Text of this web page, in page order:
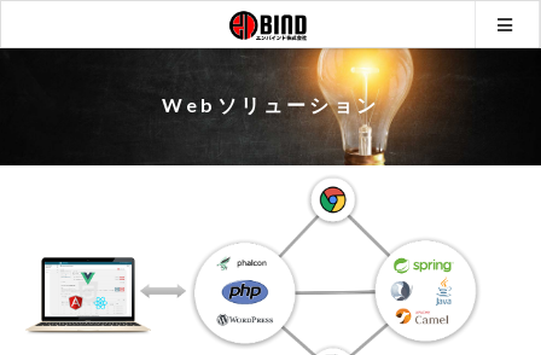
WEBソリューション
Webソリューション